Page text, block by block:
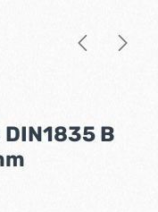
DIN1835 B